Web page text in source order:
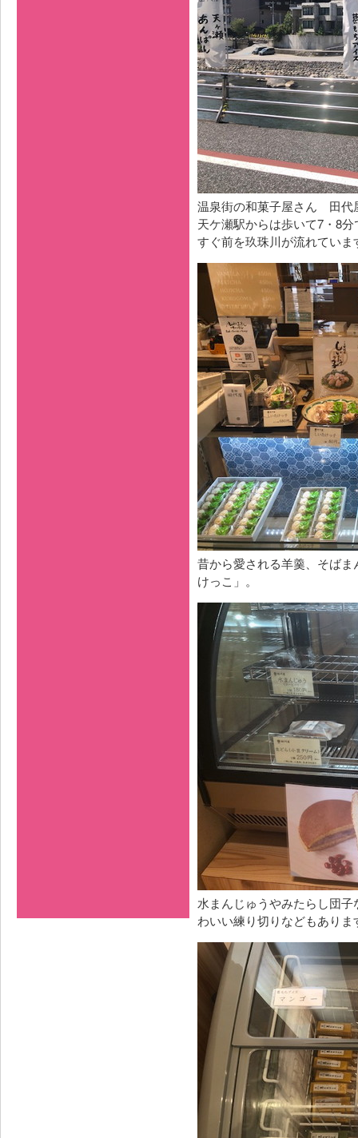
温泉街の和菓子屋さん 田代
天ケ瀬駅からは歩いて7・8
すぐ前を玖珠川が流れていま
昔から愛される羊羹、そば
けっこ」。
水まんじゅうやみたらし団
わいい練り切りなどもあり